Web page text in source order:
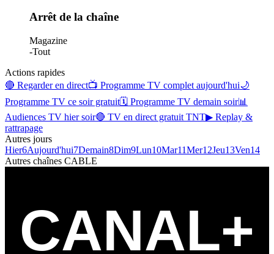
Arrêt de la chaîne
Magazine
-Tout
Actions rapides
🔴 Regarder en direct📺 Programme TV complet aujourd'hui🌙
Programme TV ce soir gratuit🗓 Programme TV demain soir📊
Audiences TV hier soir🔴 TV en direct gratuit TNT▶ Replay &
rattrapage
Autres jours
Hier6Aujourd'hui7Demain8Dim9Lun10Mar11Mer12Jeu13Ven14
Autres chaînes CABLE